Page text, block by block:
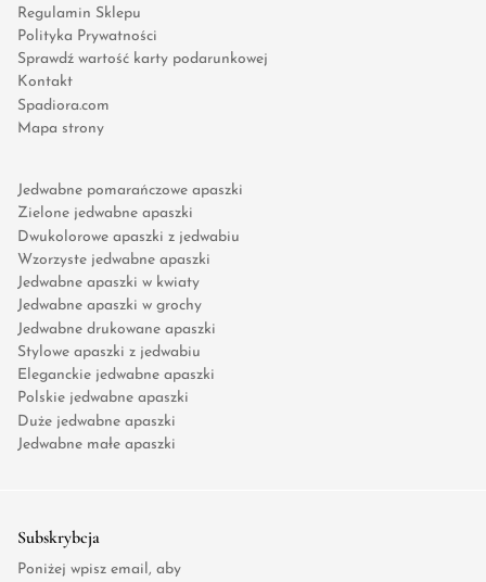
Regulamin Sklepu
Polityka Prywatności
Sprawdź wartość karty podarunkowej
Kontakt
Spadiora.com
Mapa strony
Jedwabne pomarańczowe apaszki
Zielone jedwabne apaszki
Dwukolorowe apaszki z jedwabiu
Wzorzyste jedwabne apaszki
Jedwabne apaszki w kwiaty
Jedwabne apaszki w grochy
Jedwabne drukowane apaszki
Stylowe apaszki z jedwabiu
Eleganckie jedwabne apaszki
Polskie jedwabne apaszki
Duże jedwabne apaszki
Jedwabne małe apaszki
Subskrybcja
Poniżej wpisz email, aby